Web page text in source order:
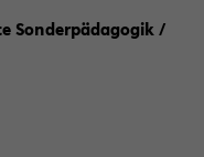
Sonderpädagogik /